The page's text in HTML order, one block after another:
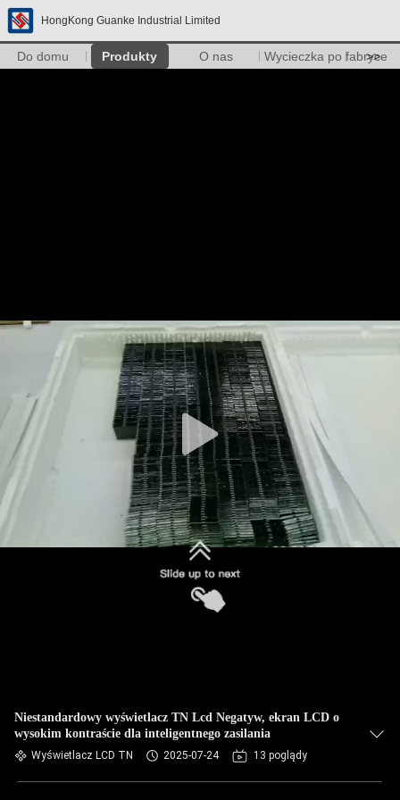
HongKong Guanke Industrial Limited
Do domu Produkty O nas Wycieczka po fabryce
>>
Niestandardowy wyświetlacz TN Lcd Negatyw, ekran LCD o
wysokim kontraście dla inteligentnego zasilania
Wyświetlacz LCD TN 2025-07-24 13 poglądy